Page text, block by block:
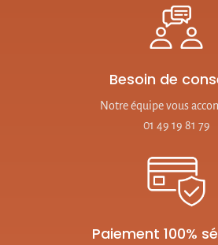
Besoin de
Notre équipe vous
01 49 19 81 79
Paiement 100%